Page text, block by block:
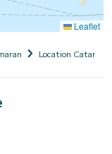
Leaflet
Location